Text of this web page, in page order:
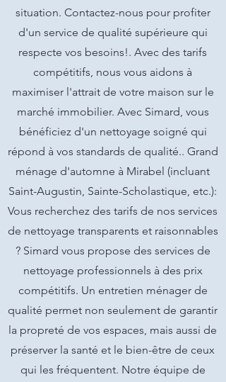
situation. Contactez-nous pour profiter
d'un service de qualité supérieure qui
respecte vos besoins!. Avec des tarifs
compétitifs, nous vous aidons à
maximiser l'attrait de votre maison sur le
marché immobilier. Avec Simard, vous
bénéficiez d'un nettoyage soigné qui
répond à vos standards de qualité.. Grand
ménage d'automne à Mirabel (incluant
Saint-Augustin, Sainte-Scholastique, etc.):
Vous recherchez des tarifs de nos services
de nettoyage transparents et raisonnables
? Simard vous propose des services de
nettoyage professionnels à des prix
compétitifs. Un entretien ménager de
qualité permet non seulement de garantir
la propreté de vos espaces, mais aussi de
préserver la santé et le bien-être de ceux
qui les fréquentent. Notre équipe de